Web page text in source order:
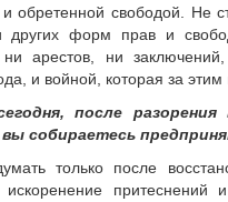
обретенной свободой. Не
других форм прав и
арестов, ни заключений,
и войной, которая за
после
собираетесь
только после